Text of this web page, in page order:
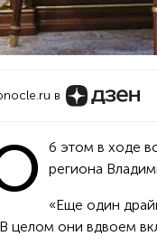
в
б этом в ходе
региона
«Еще один
целом они вдвоем